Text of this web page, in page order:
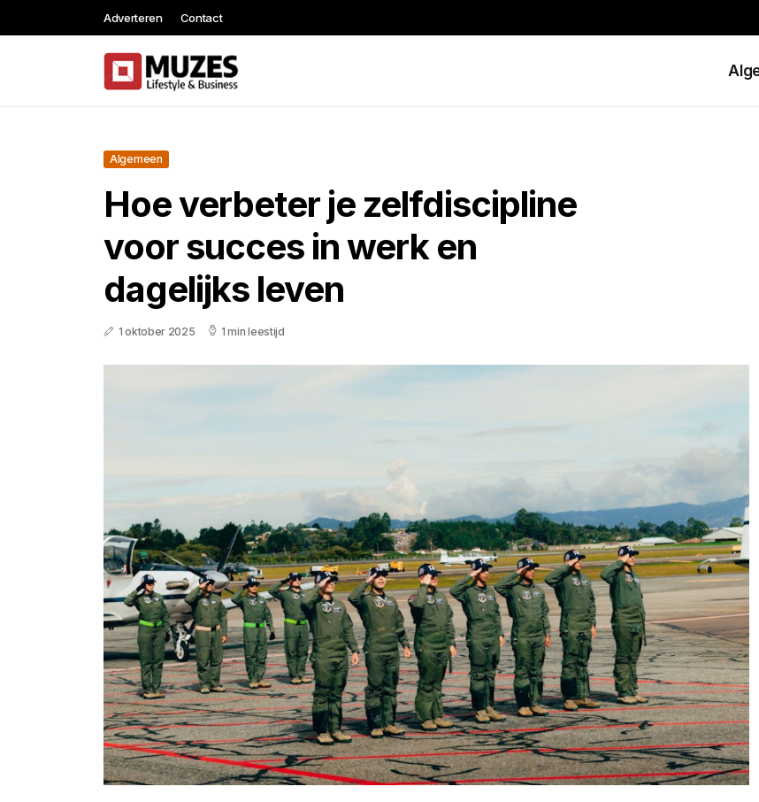
Adverteren Contact
Algemeen
Hoe verbeter je zelfdiscipline
voor succes in werk en
dagelijks leven
1 oktober 2025 1 min leestijd